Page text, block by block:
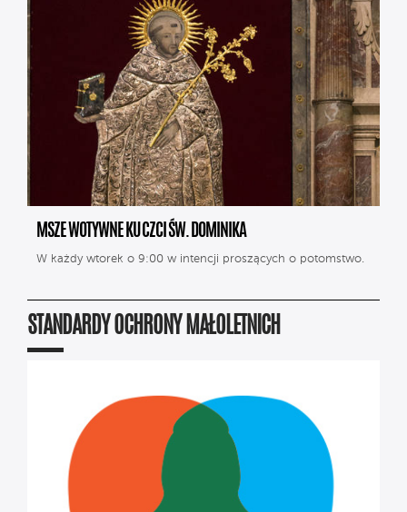
MSZE WOTYWNE KU CZCI ŚW. DOMINIKA
W każdy wtorek o 9:00 w intencji proszących o potomstwo.
STANDARDY OCHRONY MAŁOLETNICH